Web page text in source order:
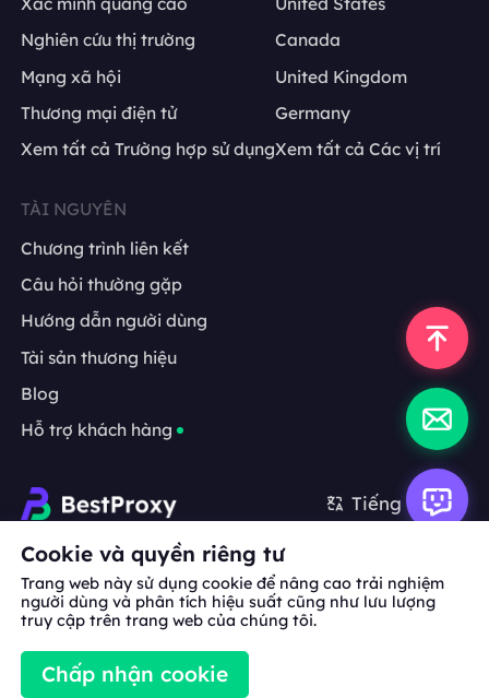
Nghiên cứu thị trường
Mạng xã hội
Thương mại điện tử
Xem tất cả Trường hợp sử dụng
Canada
United Kingdom
Germany
Xem tất cả Các vị trí
TÀI NGUYÊN
Chương trình liên kết
Câu hỏi thường gặp
Hướng dẫn người dùng
Tài sản thương hiệu
Blog
Hỗ trợ khách hàng
Tiếng Việt
Hợp tác: michael.wang@bestproxy.com
Về
chúng
Tài sản
thương hiệu
dịch vụ
Cookie và quyền riêng tư
Trang web này sử dụng cookie để nâng cao trải nghiệm
người dùng và phân tích hiệu suất cũng như lưu lượng
truy cập trên trang web của chúng tôi.
Chấp nhận cookie